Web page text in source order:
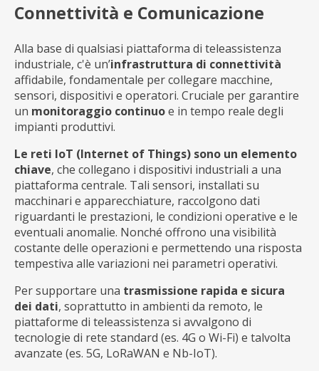
Connettività e Comunicazione
Alla base di qualsiasi piattaforma di teleassistenza
industriale, c'è un’infrastruttura di connettività
affidabile, fondamentale per collegare macchine,
sensori, dispositivi e operatori. Cruciale per garantire
un monitoraggio continuoe in tempo reale degli
impianti produttivi.
Le reti IoT (Internet of Things) sono un elemento
chiave, che collegano i dispositivi industriali a una
piattaforma centrale. Tali sensori, installati su
macchinari e apparecchiature, raccolgono dati
riguardanti le prestazioni, le condizioni operative e le
eventuali anomalie. Nonché offrono una visibilità
costante delle operazioni e permettendo una risposta
tempestiva alle variazioni nei parametri operativi.
Per supportare una trasmissione rapida e sicura
dei dati, soprattutto in ambienti da remoto, le
piattaforme di teleassistenza si avvalgono di
tecnologie di rete standard (es. 4G o Wi-Fi) e talvolta
avanzate (es. 5G, LoRaWAN e Nb-IoT).